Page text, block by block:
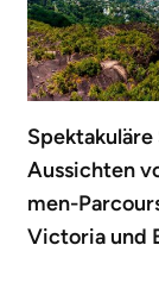
Aussichten
men-
Victoria und